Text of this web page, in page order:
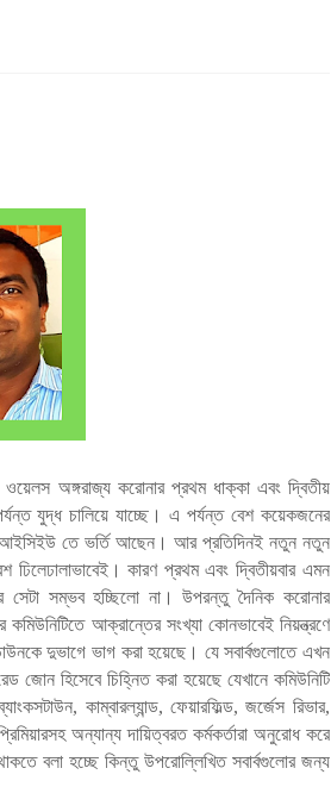
অঙ্গরাজ্য করোনার প্রথম ধাক্কা এবং দ্বিতীয়
যুদ্ধ চালিয়ে যাচ্ছে। এ পর্যন্ত বেশ কয়েকজনের
আইসিইউ তে ভর্তি আছেন। আর প্রতিদিনই নতুন নতুন
কারণ প্রথম এবং দ্বিতীয়বার এমন
সম্ভব হচ্ছিলো না। উপরন্তু দৈনিক করোনার
আক্রান্তের সংখ্যা কোনভাবেই নিয়ন্ত্রণে
দুভাগে ভাগ করা হয়েছে। যে সবার্বগুলোতে এখন
হিসেবে চিহ্নিত করা হয়েছে যেখানে কমিউনিটি
কাম্বারল্যান্ড, ফেয়ারফিল্ড, জর্জেস রিভার,
অন্যান্য দায়িত্বরত কর্মকর্তারা অনুরোধ করে
বলা হচ্ছে কিন্তু উপরোল্লিখিত সবার্বগুলোর জন্য